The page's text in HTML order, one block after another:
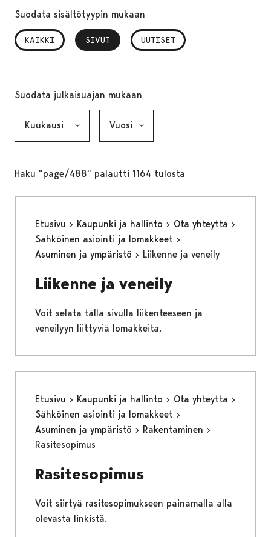
Suodata sisältötyypin mukaan
KAIKKI SIVUT
, VALITTU UUTISET
Suodata julkaisuajan mukaan
Haku "page/488" palautti 1164 tulosta
Etusivu Kaupunki ja hallinto
Ota yhteyttä
Sähköinen asiointi ja lomakkeet
Asuminen ja ympäristö
Liikenne ja veneily
Liikenne ja veneily
Voit selata tällä sivulla liikenteeseen ja
veneilyyn liittyviä lomakkeita.
Etusivu Kaupunki ja hallinto
Ota yhteyttä
Sähköinen asiointi ja lomakkeet
Asuminen ja ympäristö
Rakentaminen
Rasitesopimus
Rasitesopimus
Voit siirtyä rasitesopimukseen painamalla alla
olevasta linkistä.